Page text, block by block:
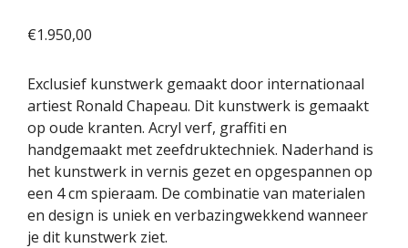
€1.950,00
Exclusief kunstwerk gemaakt door internationaal
artiest Ronald Chapeau. Dit kunstwerk is gemaakt
op oude kranten. Acryl verf, graffiti en
handgemaakt met zeefdruktechniek. Naderhand is
het kunstwerk in vernis gezet en opgespannen op
een 4 cm spieraam. De combinatie van materialen
en design is uniek en verbazingwekkend wanneer
je dit kunstwerk ziet.